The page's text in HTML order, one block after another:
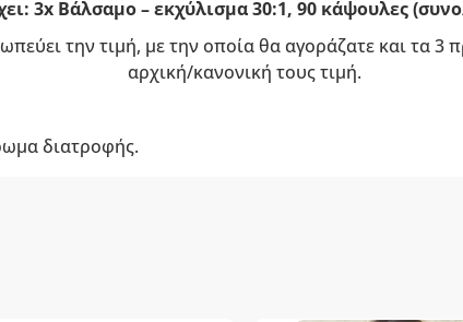
3x Βάλσαμο – εκχύλισμα 30:1, 90 κάψουλες
την τιμή, με την οποία θα αγοράζατε και τα 3
αρχική/κανονική τους τιμή.
διατροφής.